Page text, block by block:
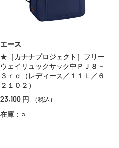
エース
★［カナナプロジェクト］フリー
ウェイリュックサック中ＰＪ８－
３ｒｄ（レディース／１１Ｌ／６
２１０２）
23,100 円 （税込）
在庫：○